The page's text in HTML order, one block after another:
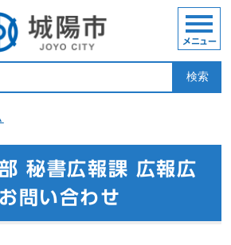
検索
メニュー
部 秘書広報課 広報広
問い合わせ